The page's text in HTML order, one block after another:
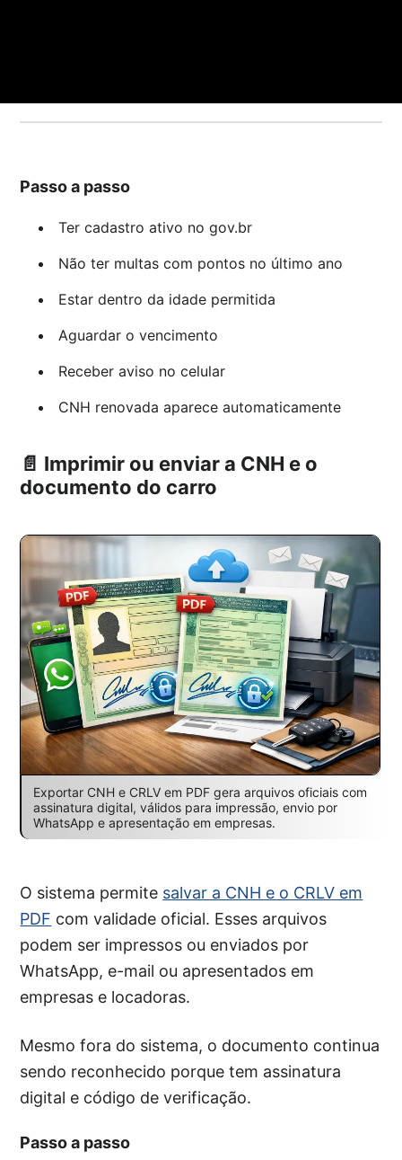
Passo a passo
Ter cadastro ativo no gov.br
Não ter multas com pontos no último ano
Estar dentro da idade permitida
Aguardar o vencimento
Receber aviso no celular
CNH renovada aparece automaticamente
📄 Imprimir ou enviar a CNH e o
documento do carro
Exportar CNH e CRLV em PDF gera arquivos oficiais com
assinatura digital, válidos para impressão, envio por
WhatsApp e apresentação em empresas.
O sistema permite salvar a CNH e o CRLV em
PDF com validade oficial. Esses arquivos
podem ser impressos ou enviados por
WhatsApp, e-mail ou apresentados em
empresas e locadoras.
Mesmo fora do sistema, o documento continua
sendo reconhecido porque tem assinatura
digital e código de verificação.
Passo a passo